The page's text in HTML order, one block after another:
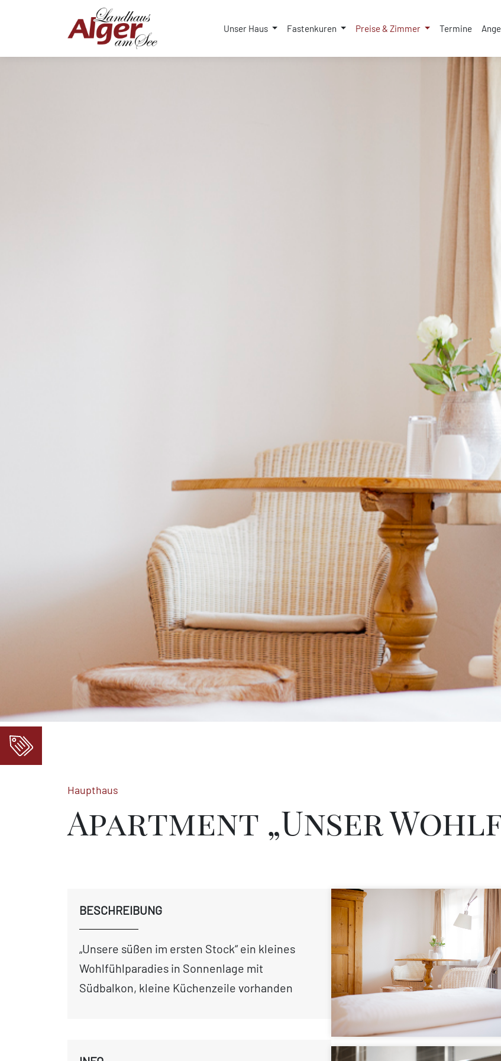
Zum Hauptinhalt springen
Unser Haus Fastenkuren Preise & Zimmer Termine
Haupthaus
Apartment „Unser
BESCHREIBUNG
„Unsere süßen im ersten Stock“ ein kleines
Wohlfühlparadies in Sonnenlage mit
Südbalkon, kleine Küchenzeile vorhanden